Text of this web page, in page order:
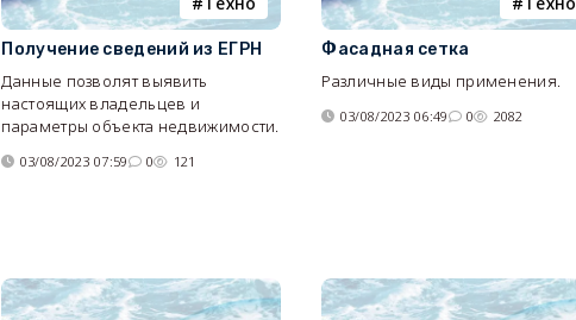
Получение сведений из ЕГРН
Данные позволят выявить
настоящих владельцев и
параметры объекта недвижимости.
03/08/2023 07:59 0 121
Фасадная сетка
Различные виды применения.
03/08/2023 06:49 0 2082